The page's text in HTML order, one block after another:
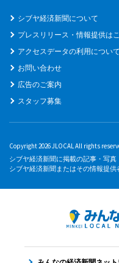
シブヤ経済新聞について
プレスリリース・情報提供は
アクセスデータの利用について
お問い合わせ
広告のご案内
スタッフ募集
Copyright 2026 JLOCAL All rights
シブヤ経済新聞に掲載の記事・写
シブヤ経済新聞またはその情報提供